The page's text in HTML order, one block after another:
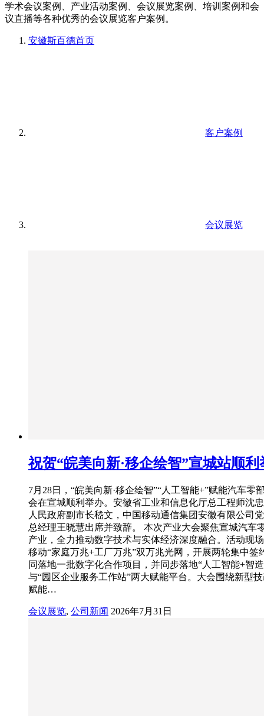
学术会议案例、产业活动案例、会议展览案例、培训案例和会
议直播等各种优秀的会议展览客户案例。
安徽斯百德首页
客户案例
会议展览
祝贺“皖美向新·移企绘智”宣城站顺利
7月28日，“皖美向新·移企绘智”“人工智能+”赋能汽车零
会在宣城顺利举办。安徽省工业和信息化厅总工程师沈
人民政府副市长嵇文，中国移动通信集团安徽有限公司
总经理王晓慧出席并致辞。 本次产业大会聚焦宣城汽车
产业，全力推动数字技术与实体经济深度融合。活动现
移动“家庭万兆+工厂万兆”双万兆光网，开展两轮集中签
同落地一批数字化合作项目，并同步落地“人工智能+智
与“园区企业服务工作站”两大赋能平台。大会围绕新型
赋能…
会议展览, 公司新闻 2026年7月31日